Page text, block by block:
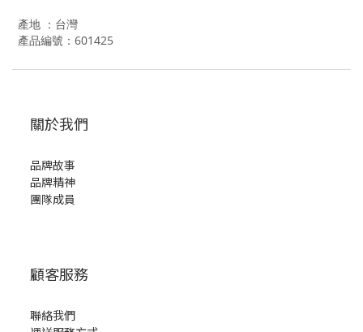
產地 ：台灣
產品編號：601425
關於我們
品牌故事
品牌精神
團隊成員
顧客服務
聯絡我們